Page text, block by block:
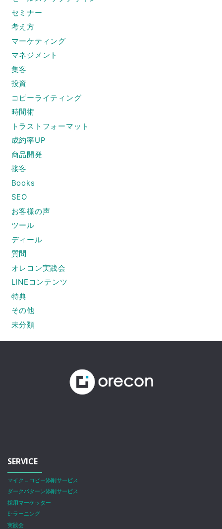
セミナー
考え方
マーケティング
マネジメント
集客
投資
コピーライティング
時間術
トラストフォーマット
成約率UP
商品開発
接客
Books
SEO
お客様の声
ツール
ディール
質問
オレコン実践会
LINEコンテンツ
特典
その他
未分類
SERVICE
マイクロコピー添削サービス
ダークパターン添削サービス
採用マーケッター
E-ラーニング
実践会